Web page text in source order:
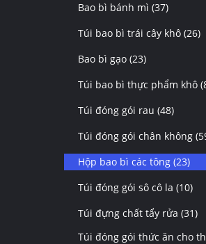
Bao bì bánh mì (37)
Túi bao bì trái cây khô (26)
Bao bì gạo (23)
Túi bao bì thực phẩm khô
Túi đóng gói rau (48)
Túi đóng gói chân không
Hộp bao bì các tông (23)
Túi đóng gói sô cô la (10)
Túi đựng chất tẩy rửa (31)
Túi đóng gói thức ăn cho